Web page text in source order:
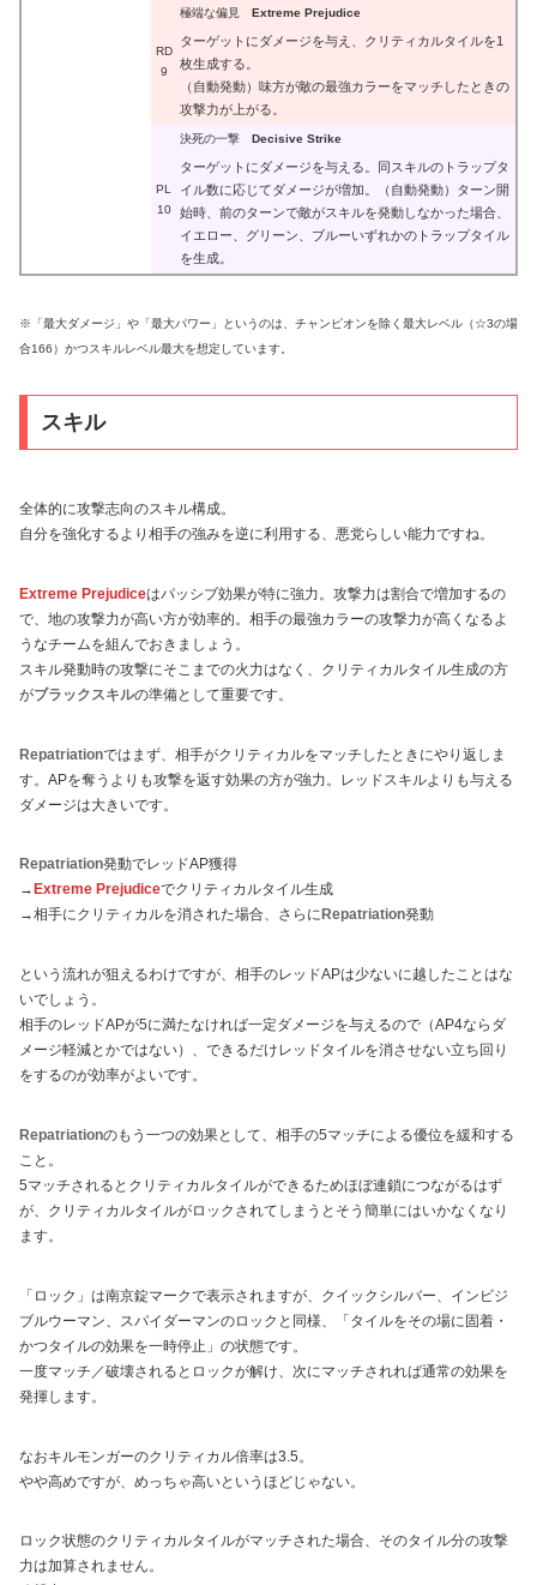
RD
9
極端な偏見 Extreme Prejudice
ターゲットにダメージを与え、クリティカルタイルを1
枚生成する。
（自動発動）味方が敵の最強カラーをマッチしたときの
攻撃力が上がる。
PL
10
決死の一撃 Decisive Strike
ターゲットにダメージを与える。同スキルのトラップタ
イル数に応じてダメージが増加。（自動発動）ターン開
始時、前のターンで敵がスキルを発動しなかった場合、
イエロー、グリーン、ブルーいずれかのトラップタイル
を生成。
※「最大ダメージ」や「最大パワー」というのは、チャンピオンを除く最大レベル（☆3の場
合166）かつスキルレベル最大を想定しています。
スキル
全体的に攻撃志向のスキル構成。
自分を強化するより相手の強みを逆に利用する、悪党らしい能力ですね。
Extreme Prejudiceはパッシブ効果が特に強力。攻撃力は割合で増加するの
で、地の攻撃力が高い方が効率的。相手の最強カラーの攻撃力が高くなるよ
うなチームを組んでおきましょう。
スキル発動時の攻撃にそこまでの火力はなく、クリティカルタイル生成の方
がブラックスキルの準備として重要です。
Repatriationではまず、相手がクリティカルをマッチしたときにやり返しま
す。APを奪うよりも攻撃を返す効果の方が強力。レッドスキルよりも与える
ダメージは大きいです。
Repatriation発動でレッドAP獲得
→ Extreme Prejudiceでクリティカルタイル生成
→相手にクリティカルを消された場合、さらに Repatriation発動
という流れが狙えるわけですが、相手のレッドAPは少ないに越したことはな
いでしょう。
相手のレッドAPが5に満たなければ一定ダメージを与えるので（AP4ならダ
メージ軽減とかではない）、できるだけレッドタイルを消させない立ち回り
をするのが効率がよいです。
Repatriationのもう一つの効果として、相手の5マッチによる優位を緩和する
こと。
5マッチされるとクリティカルタイルができるためほぼ連鎖につながるはず
が、クリティカルタイルがロックされてしまうとそう簡単にはいかなくなり
ます。
「ロック」は南京錠マークで表示されますが、クイックシルバー、インビジ
ブルウーマン、スパイダーマンのロックと同様、「タイルをその場に固着・
かつタイルの効果を一時停止」の状態です。
一度マッチ／破壊されるとロックが解け、次にマッチされれば通常の効果を
発揮します。
なおキルモンガーのクリティカル倍率は3.5。
やや高めですが、めっちゃ高いというほどじゃない。
ロック状態のクリティカルタイルがマッチされた場合、そのタイル分の攻撃
力は加算されません。